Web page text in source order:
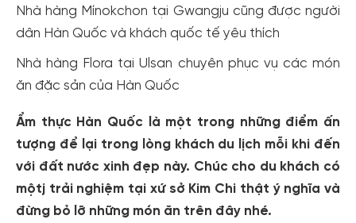
Nhà hàng Mínokchon tại Gwangju cũng được người
dân Hàn Quốc và khách quốc tế yêu thích
Nhà hàng Flora tại Ulsan chuyên phục vụ các món
ăn đặc sản của Hàn Quốc
Ẩm thực Hàn Quốc là một trong những điểm ấn
tượng để lại trong lòng khách du lịch mỗi khi đến
với đất nước xinh đẹp này. Chúc cho du khách có
mộtj trải nghiệm tại xứ sở Kim Chi thật ý nghĩa và
đừng bỏ lỡ những món ăn trên đây nhé.